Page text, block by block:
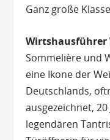
Ganz große
Wirtshausführer
Sommelière und
eine Ikone der
Deutschlands,
ausgezeichnet,
legendären